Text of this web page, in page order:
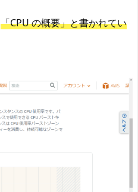
「CPU の概要」と書かれてい